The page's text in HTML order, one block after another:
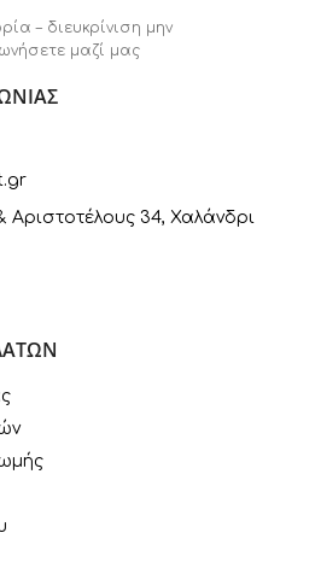
– διευκρίνιση μην
μαζί μας
Αριστοτέλους 34, Χαλάνδρι